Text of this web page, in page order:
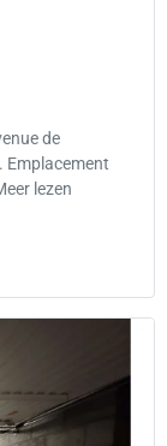
de
Emplacement
lezen